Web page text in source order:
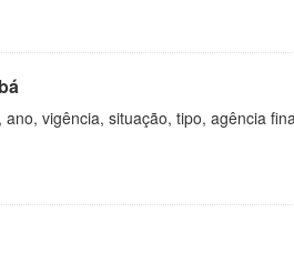
vigência, situação, tipo, agência